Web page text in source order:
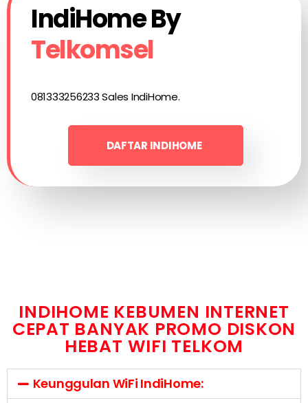
IndiHome By
Telkomsel
081333256233 Sales IndiHome.
DAFTAR INDIHOME
INDIHOME KEBUMEN INTERNET
CEPAT BANYAK PROMO DISKON
HEBAT WIFI TELKOM
Keunggulan WiFi IndiHome: